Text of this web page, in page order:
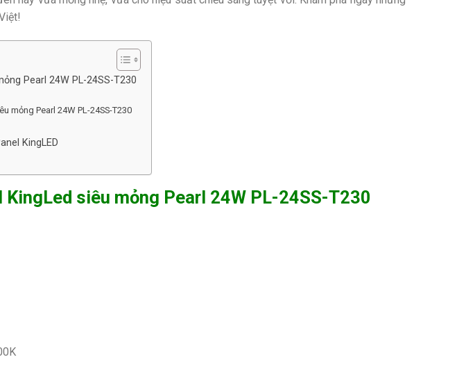
Pearl 24W PL-24SS-T230
mỏng Pearl 24W PL-24SS-T230
KingLED
siêu mỏng Pearl 24W PL-24SS-T230